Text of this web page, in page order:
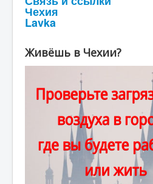
Чехия
Lavka
Живёшь в Чехии?